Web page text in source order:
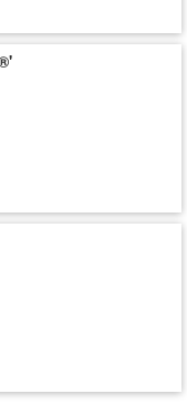
hoog